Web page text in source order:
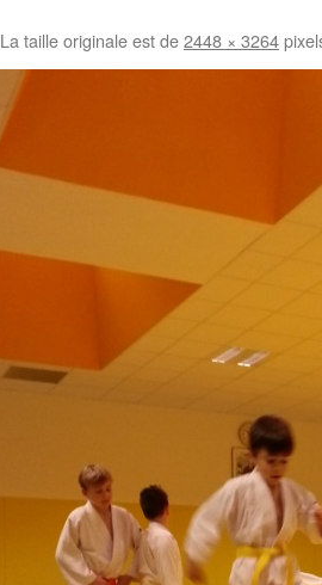
La taille originale est de2448 × 3264